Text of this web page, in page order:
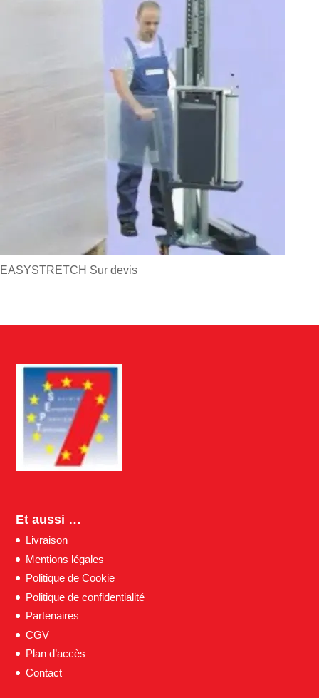
EASYSTRETCH Sur devis
Et aussi …
Livraison
Mentions légales
Politique de Cookie
Politique de confidentialité
Partenaires
CGV
Plan d’accès
Contact